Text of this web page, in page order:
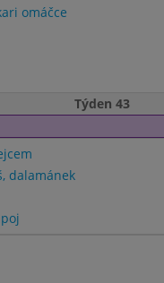
omáčce
Týden 43
dalamánek